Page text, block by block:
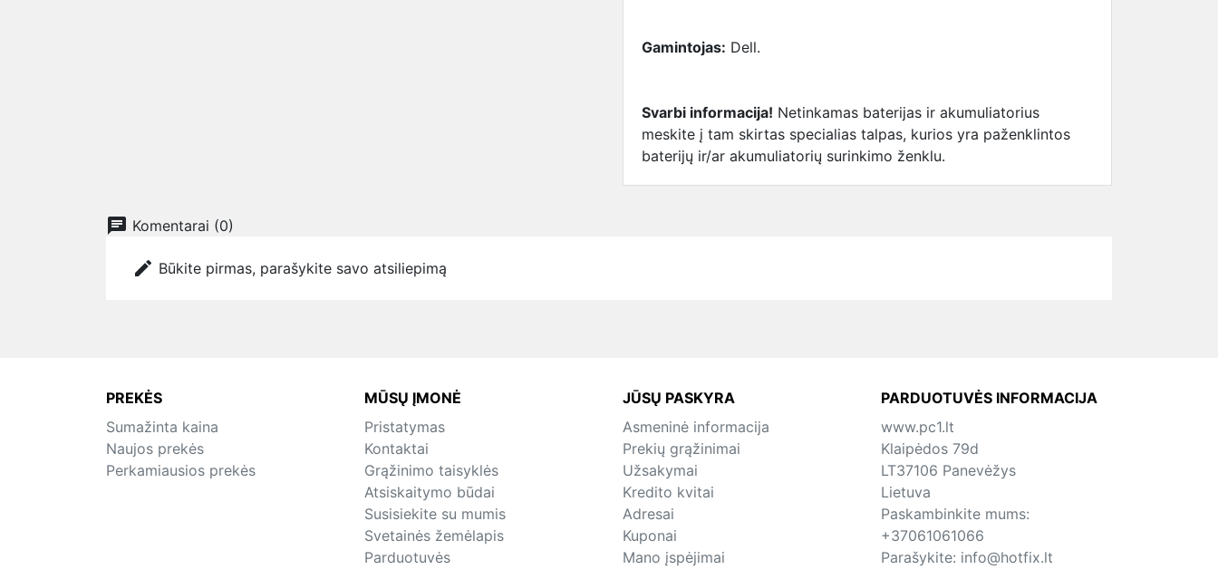
Gamintojas: Dell.
Svarbi informacija! Netinkamas baterijas ir akumuliatorius
meskite į tam skirtas specialias talpas, kurios yra paženklintos
baterijų ir/ar akumuliatorių surinkimo ženklu.
chat Komentarai (0)
edit Būkite pirmas, parašykite savo atsiliepimą
PREKĖS
Sumažinta kaina
Naujos prekės
Perkamiausios prekės
MŪSŲ ĮMONĖ
Pristatymas
Kontaktai
Grąžinimo taisyklės
Atsiskaitymo būdai
Susisiekite su mumis
Svetainės žemėlapis
Parduotuvės
JŪSŲ PASKYRA
Asmeninė informacija
Prekių grąžinimai
Užsakymai
Kredito kvitai
Adresai
Kuponai
Mano įspėjimai
PARDUOTUVĖS INFORMACIJA
www.pc1.lt
Klaipėdos 79d
LT37106 Panevėžys
Lietuva
Paskambinkite mums:
+37061061066
Parašykite: info@hotfix.lt